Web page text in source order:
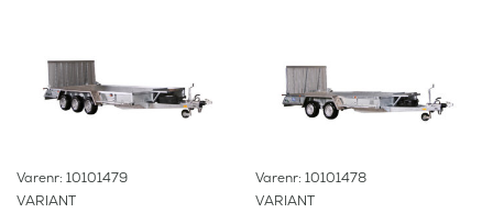
Varenr: 10101479
VARIANT
Varenr: 10101478
VARIANT